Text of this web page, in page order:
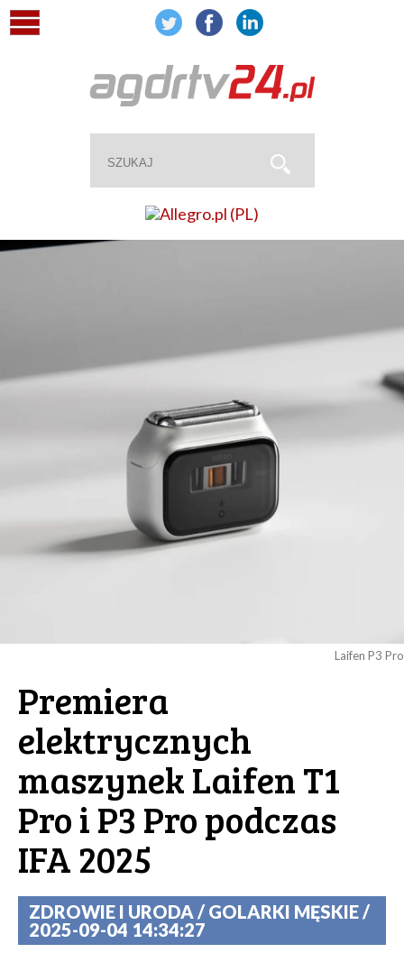
Laifen P3 Pro
Premiera
elektrycznych
maszynek Laifen T1
Pro i P3 Pro podczas
IFA 2025
ZDROWIE I URODA / GOLARKI MĘSKIE /
2025-09-04 14:34:27